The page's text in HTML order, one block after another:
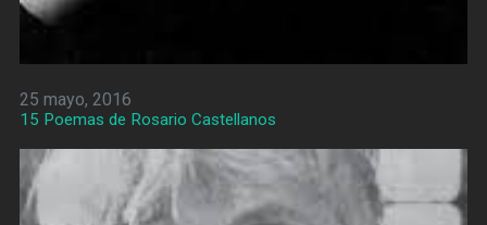
25 mayo, 2016
15 Poemas de Rosario Castellanos